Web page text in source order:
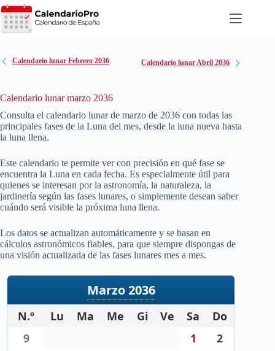
Saltar
al
contenido
Calendario lunar Febrero 2036 Calendario lunar Abril 2036
Calendario lunar marzo 2036
Consulta el calendario lunar de marzo de 2036 con todas las
principales fases de la Luna del mes, desde la luna nueva hasta
la luna llena.
Este calendario te permite ver con precisión en qué fase se
encuentra la Luna en cada fecha. Es especialmente útil para
quienes se interesan por la astronomía, la naturaleza, la
jardinería según las fases lunares, o simplemente desean saber
cuándo será visible la próxima luna llena.
Los datos se actualizan automáticamente y se basan en
cálculos astronómicos fiables, para que siempre dispongas de
una visión actualizada de las fases lunares mes a mes.
Marzo 2036
N.º Lu Ma Me Gi Ve Sa
Do
9
1
2